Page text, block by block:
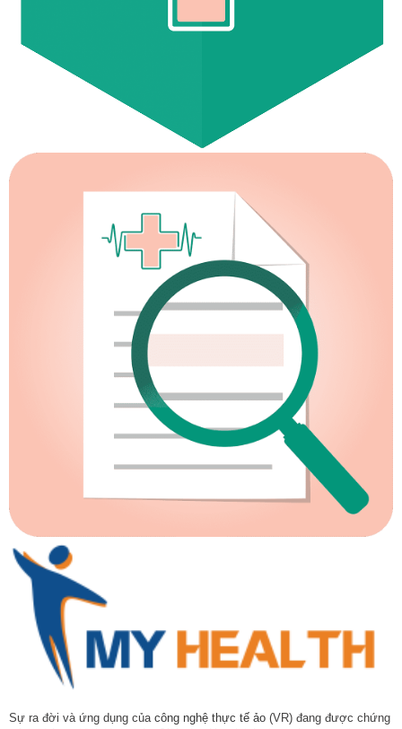
Sự ra đời và ứng dụng của công nghệ thực tế ảo (VR) đang được chứng